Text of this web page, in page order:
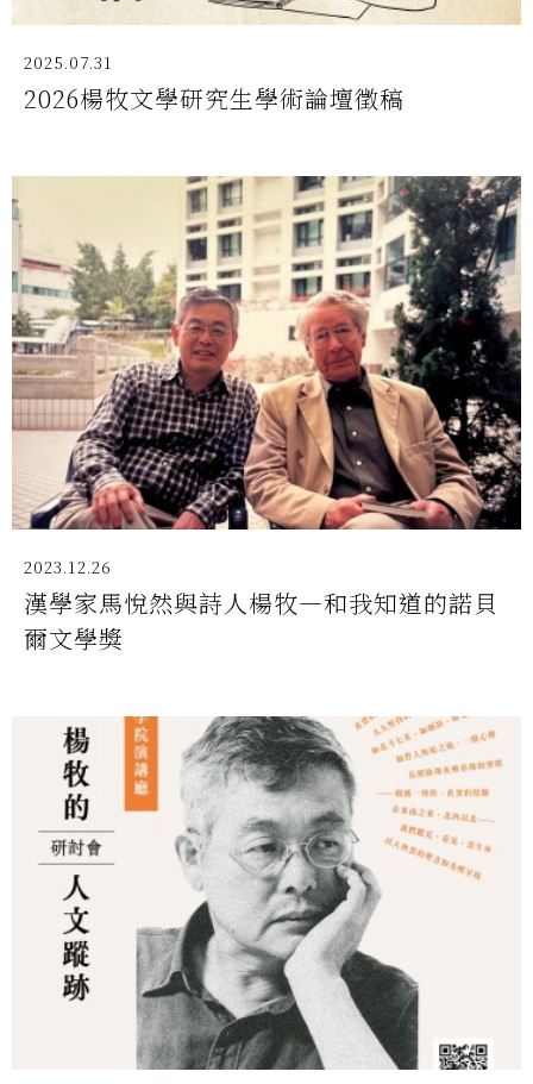
2025.07.31
2026楊牧文學研究生學術論壇徵稿
2023.12.26
漢學家馬悅然與詩人楊牧—和我知道的諾貝
爾文學獎